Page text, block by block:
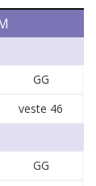
GG
veste 46
GG